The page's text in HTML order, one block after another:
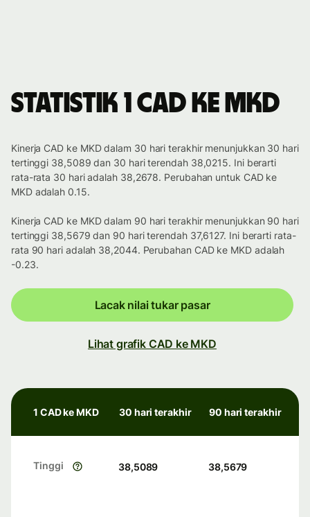
Statistik 1 CAD ke MKD
Kinerja CAD ke MKD dalam 30 hari terakhir menunjukkan 30 hari
tertinggi 38,5089 dan 30 hari terendah 38,0215. Ini berarti
rata-rata 30 hari adalah 38,2678. Perubahan untuk CAD ke
MKD adalah 0.15.
Kinerja CAD ke MKD dalam 90 hari terakhir menunjukkan 90 hari
tertinggi 38,5679 dan 90 hari terendah 37,6127. Ini berarti rata-
rata 90 hari adalah 38,2044. Perubahan CAD ke MKD adalah
-0.23.
Lacak nilai tukar pasar
Lihat grafik CAD ke MKD
1 CAD ke MKD 30 hari terakhir 90 hari terakhir
Tinggi 38,5089 38,5679